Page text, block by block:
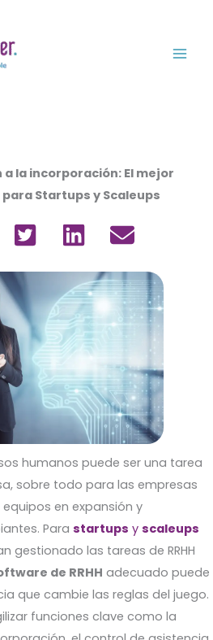
la incorporación: El mejor
para Startups y Scaleups
humanos puede ser una tarea
sobre todo para las empresas
en expansión y
Parastartups yscaleups
gestionado las tareas de RRHH
de RRHH adecuado puede
que cambie las reglas del juego.
funciones clave como la